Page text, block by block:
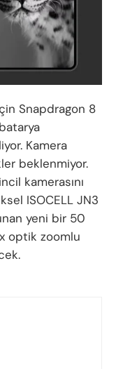
Snapdragon 8
Kamera
beklenmiyor.
kamerasını
ISOCELL JN3
yeni bir 50
optik zoomlu